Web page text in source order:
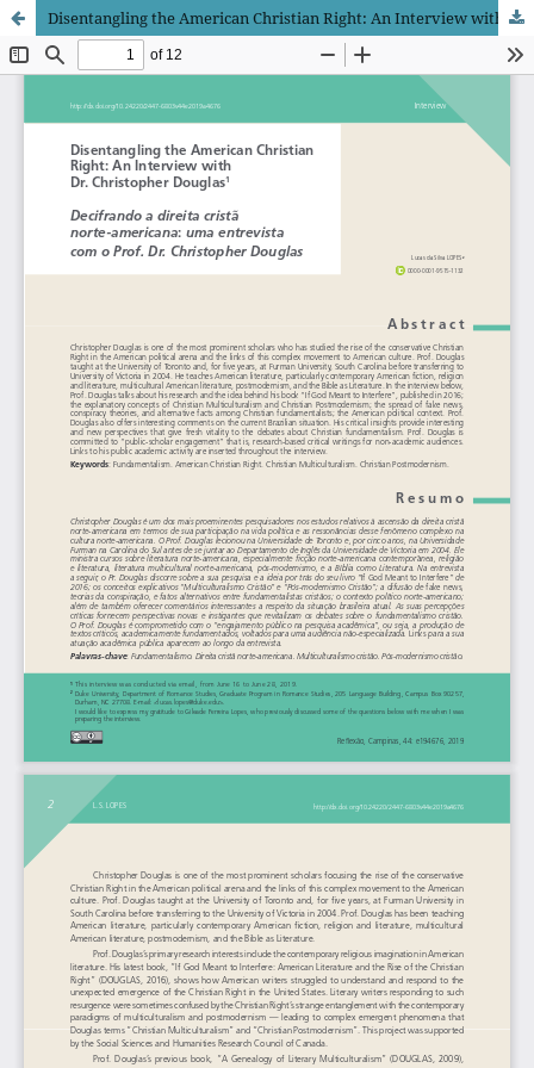
Disentangling the American Christian Right: An Interview with Dr. Christopher Douglas | Decifrando a direita cristã norte-americana: uma entrevista com o Prof. Dr. Christopher Douglas